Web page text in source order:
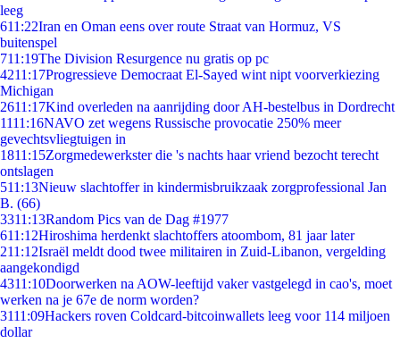
leeg
611:22Iran en Oman eens over route Straat van Hormuz, VS
buitenspel
711:19The Division Resurgence nu gratis op pc
4211:17Progressieve Democraat El-Sayed wint nipt voorverkiezing
Michigan
2611:17Kind overleden na aanrijding door AH-bestelbus in Dordrecht
1111:16NAVO zet wegens Russische provocatie 250% meer
gevechtsvliegtuigen in
1811:15Zorgmedewerkster die 's nachts haar vriend bezocht terecht
ontslagen
511:13Nieuw slachtoffer in kindermisbruikzaak zorgprofessional Jan
B. (66)
3311:13Random Pics van de Dag #1977
611:12Hiroshima herdenkt slachtoffers atoombom, 81 jaar later
211:12Israël meldt dood twee militairen in Zuid-Libanon, vergelding
aangekondigd
4311:10Doorwerken na AOW-leeftijd vaker vastgelegd in cao's, moet
werken na je 67e de norm worden?
3111:09Hackers roven Coldcard-bitcoinwallets leeg voor 114 miljoen
dollar